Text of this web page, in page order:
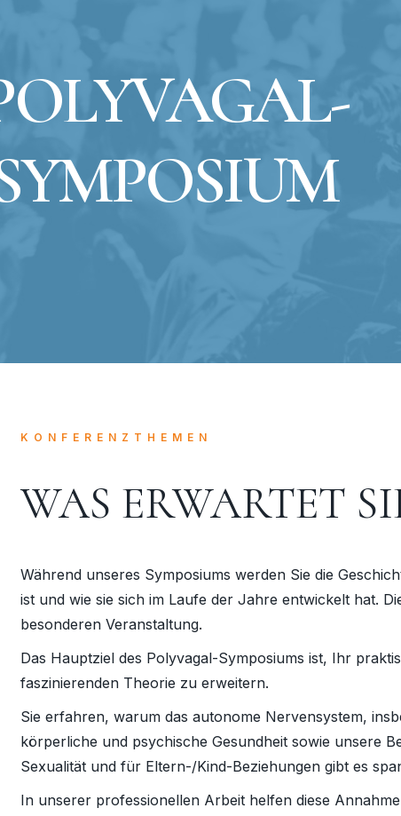
KONFERENZTHEMEN
WAS ERWARTET
Während unseres Symposiums werden Sie die
ist und wie sie sich im Laufe der Jahre entwickelt hat.
besonderen Veranstaltung.
Das Hauptziel des Polyvagal-Symposiums ist, Ihr
faszinierenden Theorie zu erweitern.
Sie erfahren, warum das autonome Nervensystem,
körperliche und psychische Gesundheit sowie unsere
Sexualität und für Eltern-/Kind-Beziehungen gibt es
In unserer professionellen Arbeit helfen diese